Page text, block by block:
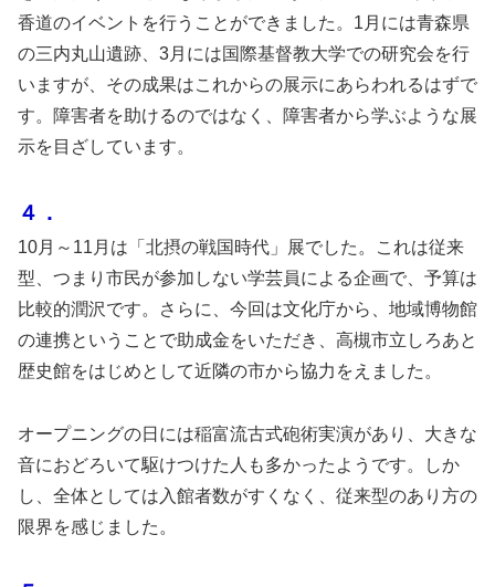
香道のイベントを行うことができました。1月には青森県
の三内丸山遺跡、3月には国際基督教大学での研究会を行
いますが、その成果はこれからの展示にあらわれるはずで
す。障害者を助けるのではなく、障害者から学ぶような展
示を目ざしています。
４．
10月～11月は「北摂の戦国時代」展でした。これは従来
型、つまり市民が参加しない学芸員による企画で、予算は
比較的潤沢です。さらに、今回は文化庁から、地域博物館
の連携ということで助成金をいただき、高槻市立しろあと
歴史館をはじめとして近隣の市から協力をえました。
オープニングの日には稲富流古式砲術実演があり、大きな
音におどろいて駆けつけた人も多かったようです。しか
し、全体としては入館者数がすくなく、従来型のあり方の
限界を感じました。